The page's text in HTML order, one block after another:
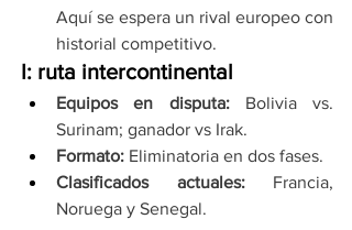
Aquí se espera un rival europeo con
historial competitivo.
I: ruta intercontinental
Equipos en disputa: Bolivia vs.
Surinam; ganador vs Irak.
Formato: Eliminatoria en dos fases.
Clasificados actuales: Francia,
Noruega y Senegal.